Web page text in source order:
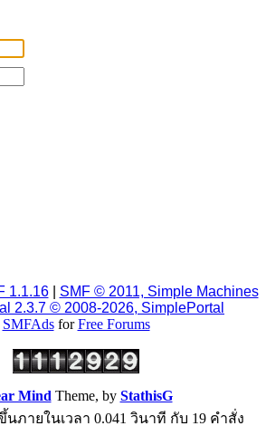
1.1.16| SMF © 2011, Simple Machines
2.3.7 © 2008-2026, SimplePortal
SMFAdsforFree Forums
Mind Theme, by StathisG
ภายในเวลา 0.041 วินาที กับ 19 คำสั่ง